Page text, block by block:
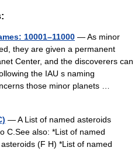
10001–11000 — As minor
they are given a permanent
Center, and the discoverers can
the IAU s naming
those minor planets …
— A List of named asteroids
C.See also: *List of named
(F H) *List of named